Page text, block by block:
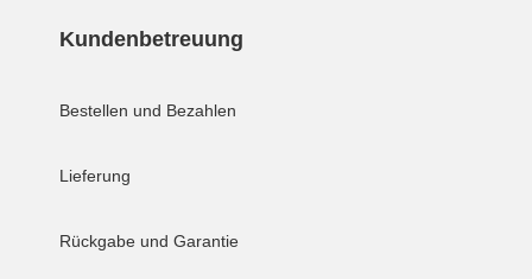
Kundenbetreuung
Bestellen und Bezahlen
Lieferung
Rückgabe und Garantie